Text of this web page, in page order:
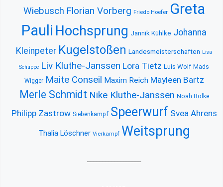
Wiebusch Florian Vorberg Friedo Hoefer Greta
Pauli Hochsprung Jannik Kühlke Johanna
Kleinpeter Kugelstoßen Landesmeisterschaften Lisa
Schuppe Liv Kluthe-Janssen Lora Tietz Luis Wolf Mads
Wigger Maite Conseil Maxim Reich Mayleen Bartz
Merle Schmidt Nike Kluthe-Janssen Noah Bölke
Philipp Zastrow Siebenkampf Speerwurf Svea Ahrens
Thalia Löschner Vierkampf Weitsprung